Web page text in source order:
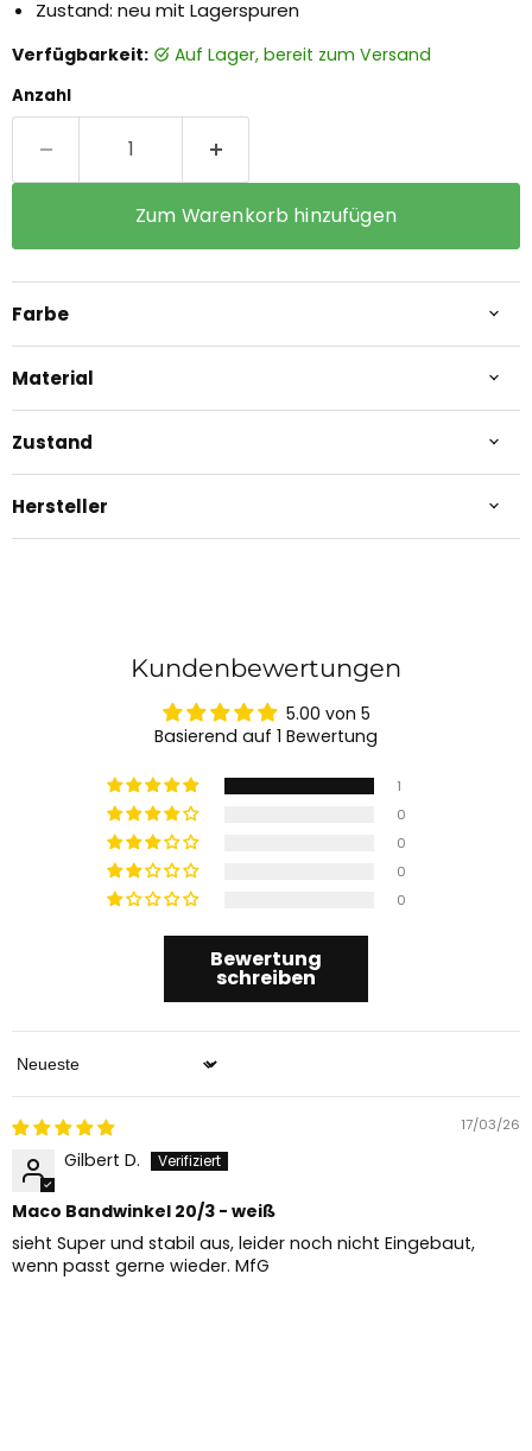
Zustand: neu mit Lagerspuren
Verfügbarkeit: auf Lager, bereit zum Versand
Anzahl
Zum Warenkorb hinzufügen
Farbe
Material
Zustand
Hersteller
Kundenbewertungen
5.00 von 5
Basierend auf 1 Bewertung
1
0
0
0
0
Bewertung
schreiben
Sort by
17/03/26
Gilbert D.
Maco Bandwinkel 20/3 - weiß
sieht Super und stabil aus, leider noch nicht Eingebaut,
wenn passt gerne wieder. MfG